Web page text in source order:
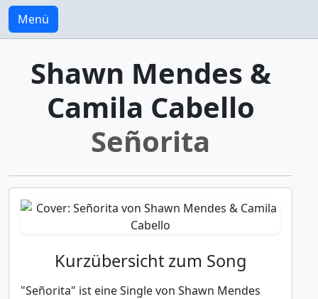
Menü
Shawn Mendes &
Camila Cabello
Señorita
Kurzübersicht zum Song
"Señorita" ist eine Single von Shawn Mendes